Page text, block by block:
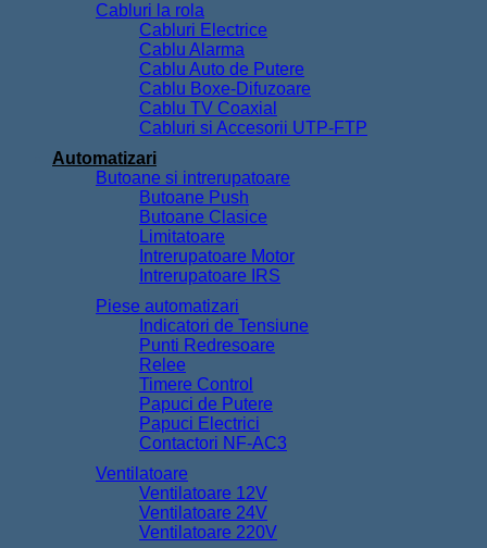
Cabluri la rola
Cabluri Electrice
Cablu Alarma
Cablu Auto de Putere
Cablu Boxe-Difuzoare
Cablu TV Coaxial
Cabluri si Accesorii UTP-FTP
Automatizari
Butoane si intrerupatoare
Butoane Push
Butoane Clasice
Limitatoare
Intrerupatoare Motor
Intrerupatoare IRS
Piese automatizari
Indicatori de Tensiune
Punti Redresoare
Relee
Timere Control
Papuci de Putere
Papuci Electrici
Contactori NF-AC3
Ventilatoare
Ventilatoare 12V
Ventilatoare 24V
Ventilatoare 220V